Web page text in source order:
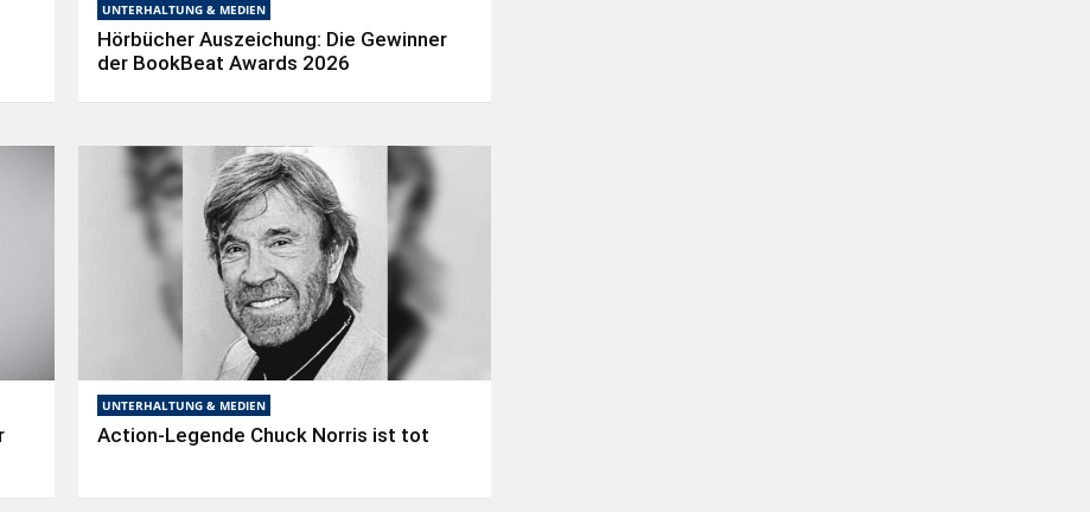
UNTERHALTUNG & MEDIEN
Hörbücher Auszeichung: Die Gewinner
der BookBeat Awards 2026
UNTERHALTUNG & MEDIEN
Action-Legende Chuck Norris ist tot